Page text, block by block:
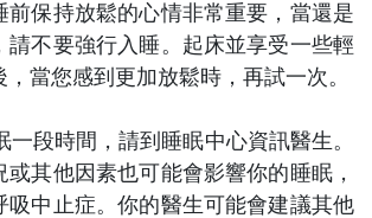
前保持放鬆的心情非常重要，當還是
請不要強行入睡。起床並享受一些輕
當您感到更加放鬆時，再試一次。
段時間，請到睡眠中心資訊醫生。
其他因素也可能會影響你的睡眠，
吸中止症。你的醫生可能會建議其他